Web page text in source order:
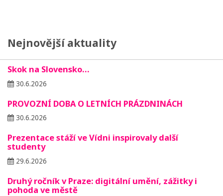
Nejnovější aktuality
Skok na Slovensko…
30.6.2026
PROVOZNÍ DOBA O LETNÍCH PRÁZDNINÁCH
30.6.2026
Prezentace stáží ve Vídni inspirovaly další
studenty
29.6.2026
Druhý ročník v Praze: digitální umění, zážitky i
pohoda ve městě